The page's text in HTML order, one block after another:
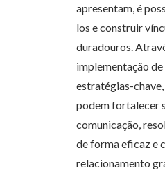
apresentam, é
los e construir
duradouros.
implementação de
estratégias-chave,
podem fortalecer
comunicação,
de forma eficaz e
relacionamento